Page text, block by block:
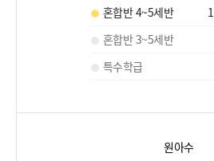
혼합반 4~5세반
1
혼합반 3~5세반
특수학급
원아수